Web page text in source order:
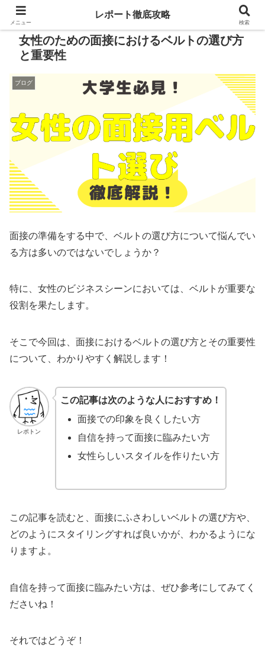
女性のための面接におけるベルトの選び方
と重要性
ブログ
面接の準備をする中で、ベルトの選び方について悩んでい
る方は多いのではないでしょうか？
特に、女性のビジネスシーンにおいては、ベルトが重要な
役割を果たします。
そこで今回は、面接におけるベルトの選び方とその重要性
について、わかりやすく解説します！
レポトン
この記事は次のような人におすすめ！
面接での印象を良くしたい方
自信を持って面接に臨みたい方
女性らしいスタイルを作りたい方
この記事を読むと、面接にふさわしいベルトの選び方や、
どのようにスタイリングすれば良いかが、わかるようにな
りますよ。
自信を持って面接に臨みたい方は、ぜひ参考にしてみてく
ださいね！
それではどうぞ！
メニュー
レポート徹底攻略
検索